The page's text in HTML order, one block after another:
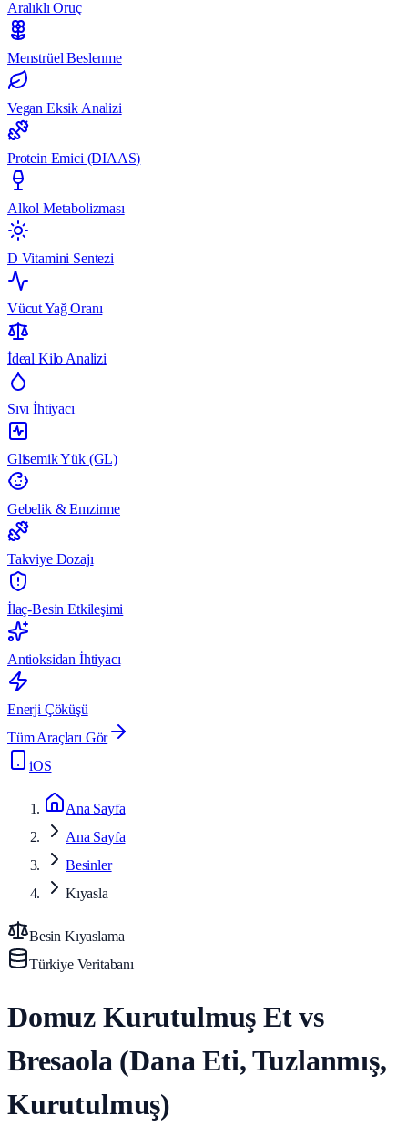
Aralıklı Oruç
Menstrüel Beslenme
Vegan Eksik Analizi
Protein Emici (DIAAS)
Alkol Metabolizması
D Vitamini Sentezi
Vücut Yağ Oranı
İdeal Kilo Analizi
Sıvı İhtiyacı
Glisemik Yük (GL)
Gebelik & Emzirme
Takviye Dozajı
İlaç-Besin Etkileşimi
Antioksidan İhtiyacı
Enerji Çöküşü
Tüm Araçları Gör
iOS
Ana Sayfa
Ana Sayfa
Besinler
Kıyasla
Besin Kıyaslama
Türkiye Veritabanı
Domuz Kurutulmuş Et vs
Bresaola (Dana Eti, Tuzlanmış,
Kurutulmuş)